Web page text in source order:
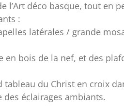
l’Art déco basque, tout en
:
latérales / grande
bois de la nef, et des
du Christ en croix
des éclairages ambiants.